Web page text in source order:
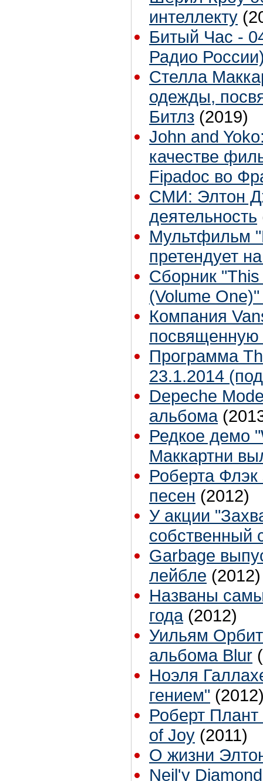
интеллекту
Битый Час -
Радио
Стелла
одежды,
Битлз (2019)
John and
качестве
Fipadoc во
СМИ: Элтон
деятельность
Мультфильм
претендует
Сборник "This
(Volume
Компания
посвященную
Программа
23.1.2014
Depeche
альбома
Редкое демо
Маккартни
Роберта Флэк
песен (2012)
У акции
собственный
Garbage
лейбле (2012)
Названы
года (2012)
Уильям Орбит
альбома Blur
Ноэля
гением"
Роберт
of Joy (2011)
О жизни
Neil'y